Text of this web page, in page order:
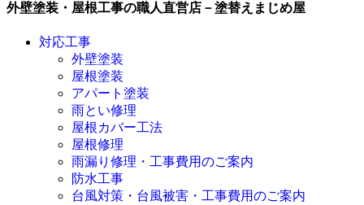
外壁塗装・屋根工事の職人直営店－塗替えまじめ屋
対応工事
外壁塗装
屋根塗装
アパート塗装
雨とい修理
屋根カバー工法
屋根修理
雨漏り修理・工事費用のご案内
防水工事
台風対策・台風被害・工事費用のご案内